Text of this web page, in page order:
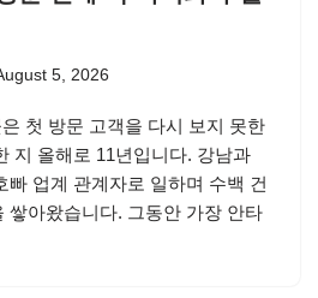
5, 2026
첫 방문 고객을 다시 보지 못한
지 올해로 11년입니다. 강남과
빠 업계 관계자로 일하며 수백 건
쌓아왔습니다. 그동안 가장 안타